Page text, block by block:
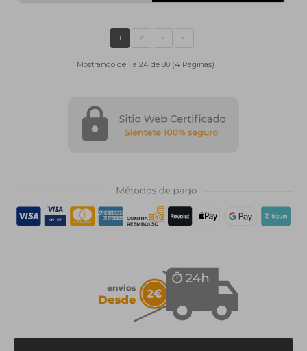
Mostrando de 1 a 24 de 80 (4 Páginas)